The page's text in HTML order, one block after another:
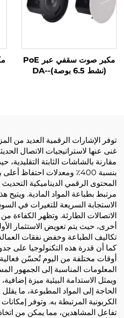
مكبر صوت سقفي عبر PoE
(نشط 6.5 بوصة)-DA-
توفر الإشارات الرقمية العديد من
غنى عنها لاستراتيجيات الاتصال
مقارنة بالشاشات الثابتة
بنسبة 400٪ ومعدلات
المحتوى الرقمي الديناميكية
مرتبط بطباعة المواد المادية. ويتيح
الاستجابة السريعة للتغيرات في
الاتصالات الطارئة. وتظهر الكفاءة
أخرى، حيث يتم تعويض الاستثمار
تكاليف الطباعة وخفض نفقات العمالة
كما أن قدرة هذه التكنولوجيا على
أوقات مختلفة من اليوم تُحسّن
المعلومات المناسبة إلى الجمهور
ويمثل الاستدامة البيئية ميزة
الحاجة إلى المواد المطبوعة، ما
الكربونية المرتبطة به. وتوفر
تفاعل المشاهدين، مما يمكن من